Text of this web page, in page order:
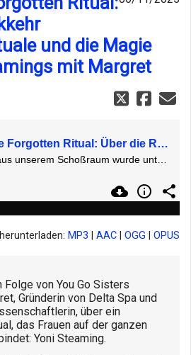
und die Magie
mit Margret
#116 | The Forgotten Ritual: Über die Rückkehr weiblicher Rituale und die Magie des Yoni Steamings mit Margret
MP3 AAC OGG OPUS
von You Go Sisters
Gründerin von Delta Spa und
über ein
das Frauen auf der ganzen
Yoni Steaming.